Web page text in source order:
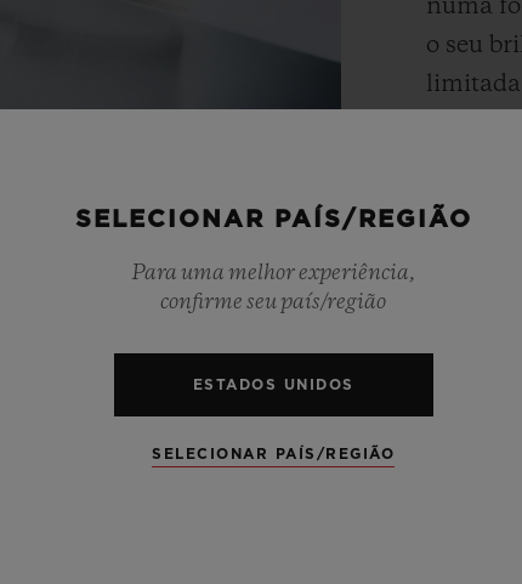
numa
o seu
limitada
de
SELECIONAR PAÍS/REGIÃO
Para uma melhor experiência,
confirme seu país/região
ESTADOS UNIDOS
SELECIONAR PAÍS/REGIÃO